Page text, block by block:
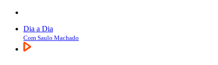
Dia a Dia
Com Saulo Machado